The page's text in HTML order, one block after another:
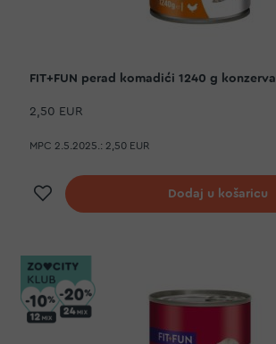
FIT+FUN perad komadići 1240 g konzerva
2,50 EUR
MPC 2.5.2025.: 2,50 EUR
Dodaj na listu želja
Dodaj u košaricu